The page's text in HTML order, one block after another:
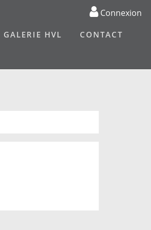
GALERIE HVL CONTACT
Connexion